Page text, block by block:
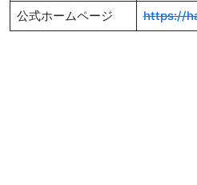
公式ホームページ
https://